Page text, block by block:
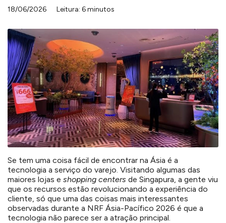
18/06/2026 Leitura: 6 minutos
Se tem uma coisa fácil de encontrar na Ásia é a
tecnologia a serviço do varejo. Visitando algumas das
maiores lojas e shopping centers de Singapura, a gente viu
que os recursos estão revolucionando a experiência do
cliente, só que uma das coisas mais interessantes
observadas durante a NRF Ásia-Pacífico 2026 é que a
tecnologia não parece ser a atração principal.